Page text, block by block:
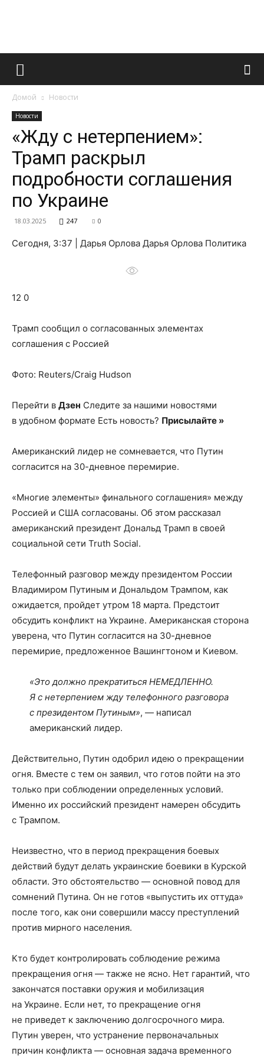
Французский
о
Домой Новости
Новости
«Жду с нетерпением»:
Трамп раскрыл
подробности соглашения
по Украине
18.03.2025 247 0
Сегодня, 3:37 | Дарья Орлова Дарья Орлова Политика
12 0
Трамп сообщил о согласованных элементах
соглашения с Россией
Фото: Reuters/Craig Hudson
Перейти в Дзен Следите за нашими новостями
в удобном формате Есть новость? Присылайте »
Американский лидер не сомневается, что Путин
согласится на 30-дневное перемирие.
«Многие элементы» финального соглашения» между
Россией и США согласованы. Об этом рассказал
американский президент Дональд Трамп в своей
социальной сети Truth Social.
Телефонный разговор между президентом России
Владимиром Путиным и Дональдом Трампом, как
ожидается, пройдет утром 18 марта. Предстоит
обсудить конфликт на Украине. Американская сторона
уверена, что Путин согласится на 30-дневное
перемирие, предложенное Вашингтоном и Киевом.
«Это должно прекратиться НЕМЕДЛЕННО.
Я с нетерпением жду телефонного разговора
с президентом Путиным», — написал
американский лидер.
Действительно, Путин одобрил идею о прекращении
огня. Вместе с тем он заявил, что готов пойти на это
только при соблюдении определенных условий.
Именно их российский президент намерен обсудить
с Трампом.
Неизвестно, что в период прекращения боевых
действий будут делать украинские боевики в Курской
области. Это обстоятельство — основной повод для
сомнений Путина. Он не готов «выпустить их оттуда»
после того, как они совершили массу преступлений
против мирного населения.
Кто будет контролировать соблюдение режима
прекращения огня — также не ясно. Нет гарантий, что
закончатся поставки оружия и мобилизация
на Украине. Если нет, то прекращение огня
не приведет к заключению долгосрочного мира.
Путин уверен, что устранение первоначальных
причин конфликта — основная задача временного